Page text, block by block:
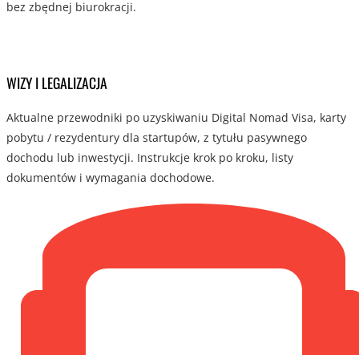
bez zbędnej biurokracji.
WIZY I LEGALIZACJA
Aktualne przewodniki po uzyskiwaniu Digital Nomad Visa, karty
pobytu / rezydentury dla startupów, z tytułu pasywnego
dochodu lub inwestycji. Instrukcje krok po kroku, listy
dokumentów i wymagania dochodowe.